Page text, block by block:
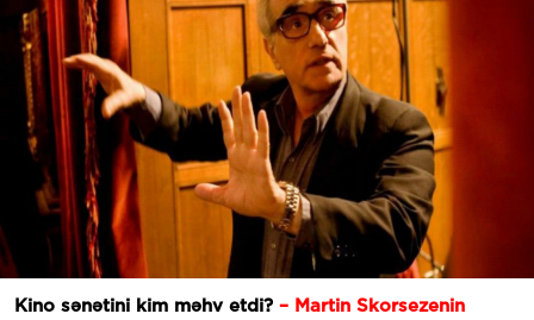
Kino sənətini kim məhv etdi? – Martin Skorsezenin